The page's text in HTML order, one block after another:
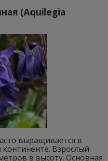
(Aquilegia
выращивается в
Взрослый
в высоту. Основная